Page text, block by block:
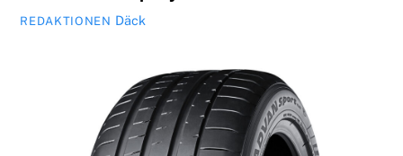
REDAKTIONEN Däck